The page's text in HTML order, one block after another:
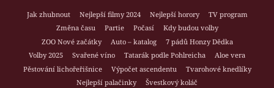
Jak zhubnout Nejlepší filmy 2024 Nejlepší horory
TV program
Změna času
Partie Počasí
Kdy budou volby
ZOO Nové začátky
Auto – katalog
7 pádů Honzy Dědka
Volby 2025
Svařené víno Tatarák podle Pohlreicha
Aloe vera
Pěstování lichořeřišnice
Výpočet ascendentu
Tvarohové knedlíky
Nejlepší palačinky
Švestkový koláč